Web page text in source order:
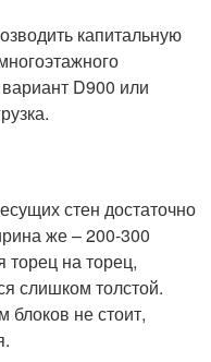
капитальную
D900 или
стен достаточно
же – 200-300
на торец,
слишком толстой.
не стоит,